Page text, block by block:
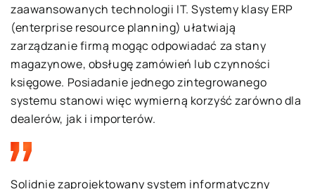
zaawansowanych technologii IT. Systemy klasy ERP
(enterprise resource planning) ułatwiają
zarządzanie firmą mogąc odpowiadać za stany
magazynowe, obsługę zamówień lub czynności
księgowe. Posiadanie jednego zintegrowanego
systemu stanowi więc wymierną korzyść zarówno dla
dealerów, jak i importerów.
Solidnie zaprojektowany system informatyczny